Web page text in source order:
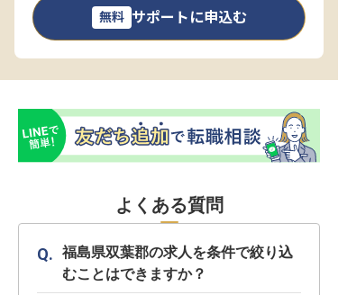
無料 サポートに申込む
よくある質問
福島県双葉郡の求人を条件で絞り込
むことはできますか？